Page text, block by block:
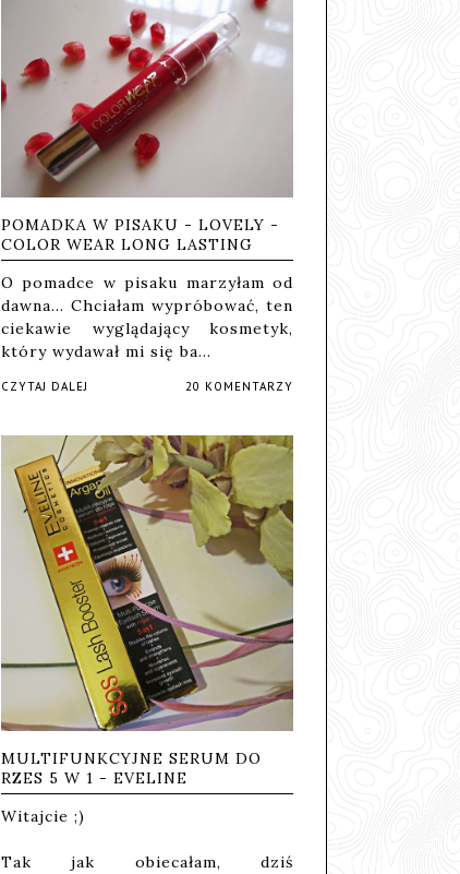
POMADKA W PISAKU - LOVELY -
COLOR WEAR LONG LASTING
O pomadce w pisaku marzyłam od
dawna... Chciałam wypróbować, ten
ciekawie wyglądający kosmetyk,
który wydawał mi się ba…
CZYTAJ DALEJ 20 KOMENTARZY
MULTIFUNKCYJNE SERUM DO
RZES 5 W 1 - EVELINE
Witajcie ;)
Tak jak obiecałam, dziś